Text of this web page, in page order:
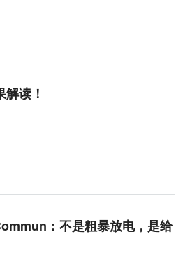
读！
：不是粗暴放电，是给